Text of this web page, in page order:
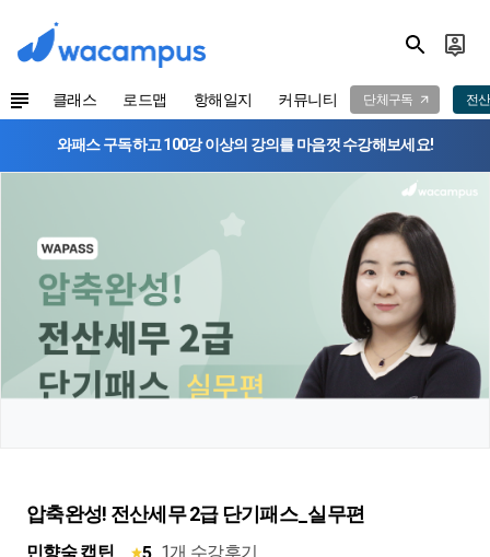
클래스 로드맵 항해일지 커뮤니티 단체구독 전
와패스 구독하고 100강 이상의 강의를 마음껏 수강해보세요!
압축완성! 전산세무 2급 단기패스_실무편
민향숙 캡틴 5 1개 수강후기